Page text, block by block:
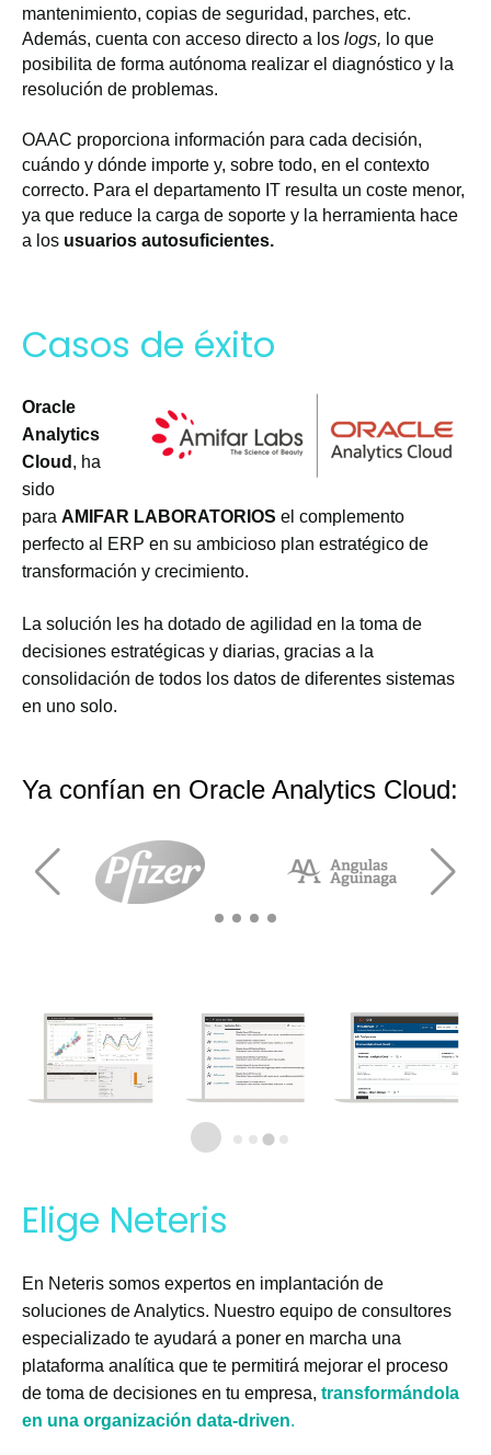
mantenimiento, copias de seguridad, parches, etc.
Además, cuenta con acceso directo a los logs, lo que
posibilita de forma autónoma realizar el diagnóstico y la
resolución de problemas.
OAAC proporciona información para cada decisión,
cuándo y dónde importe y, sobre todo, en el contexto
correcto. Para el departamento IT resulta un coste menor,
ya que reduce la carga de soporte y la herramienta hace
a los usuarios autosuficientes.
Casos de éxito
Oracle
Analytics
Cloud , ha
sido
para AMIFAR LABORATORIOS el complemento
perfecto al ERP en su ambicioso plan estratégico de
transformación y crecimiento.
La solución les ha dotado de agilidad en la toma de
decisiones estratégicas y diarias, gracias a la
consolidación de todos los datos de diferentes sistemas
en uno solo.
Ya confían en Oracle Analytics Cloud:
Elige Neteris
En Neteris somos expertos en implantación de
soluciones de Analytics. Nuestro equipo de consultores
especializado te ayudará a poner en marcha una
plataforma analítica que te permitirá mejorar el proceso
de toma de decisiones en tu empresa, transformándola
en una organización data-driven.